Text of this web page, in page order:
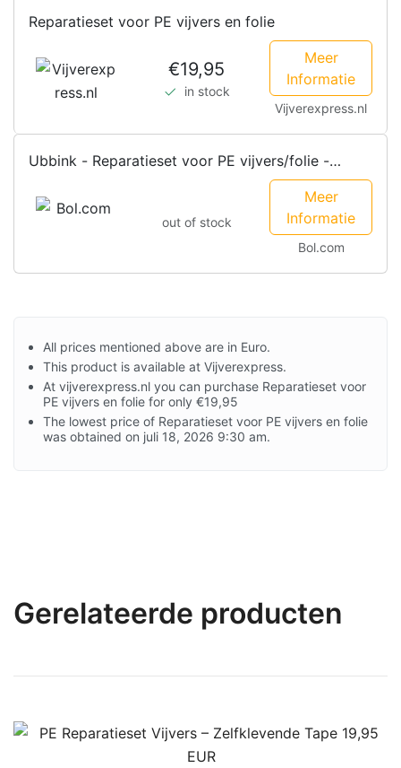
Reparatieset voor PE vijvers en folie
€19,95
in stock
Meer
Informatie
Vijverexpress.nl
Ubbink - Reparatieset voor PE vijvers/folie -
out of stock
Meer
Informatie
Bol.com
All prices mentioned above are in Euro.
This product is available at Vijverexpress.
At vijverexpress.nl you can purchase Reparatieset voor
PE vijvers en folie for only €19,95
The lowest price of Reparatieset voor PE vijvers en folie
was obtained on juli 18, 2026 9:30 am.
Gerelateerde producten